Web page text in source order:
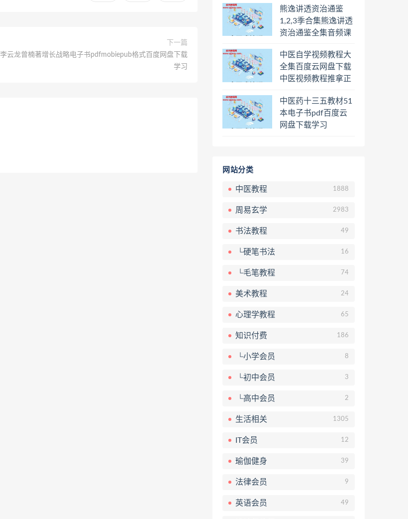
下一篇
李云龙曾楠著增长战略电子书pdfmobiepub格式百度网盘下载
学习
载学习
熊逸讲透资治通鉴
1,2,3季合集熊逸讲透
资治通鉴全集音频课
一二三辑合集百度云
网盘下载学习
中医自学视频教程大
全集百度云网盘下载
中医视频教程推拿正
经络脉诊面诊舌诊手
诊私密终身会员百度
网盘共享群
中医药十三五教材51
本电子书pdf百度云
网盘下载学习
网站分类
中医教程 1888
周易玄学 2983
书法教程 49
└硬笔书法 16
└毛笔教程 74
美术教程 24
心理学教程 65
知识付费 186
└小学会员 8
└初中会员 3
└高中会员 2
生活相关 1305
IT会员 12
瑜伽健身 39
法律会员 9
英语会员 49